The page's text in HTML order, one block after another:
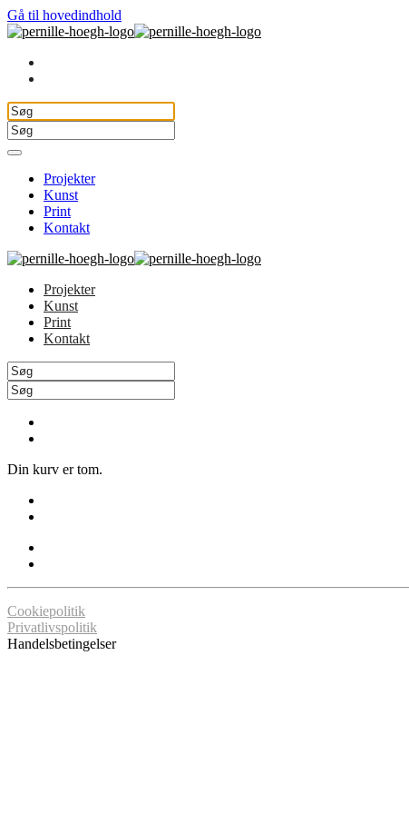
Gå til hovedindhold
Projekter
Kunst
Print
Kontakt
Projekter
Kunst
Print
Kontakt
Din kurv er tom.
Cookiepolitik
Privatlivspolitik
Handelsbetingelser